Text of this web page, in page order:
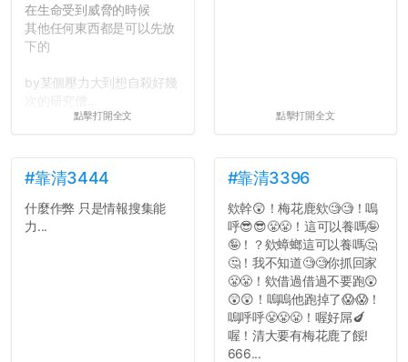
在生命受到威脅的時候
其他任何東西都是可以先放
下的
by某個壓力大到想自殺好幾
點擊打開全文 點擊打開全文
#靠清3444
什麼作弊 只是情報搜集能
力...
#靠清3396
欸幹😲！梅花鹿欸🧐🧐！嗚
呼😎😎😤😤！這可以養嗎🤪
🤪！？欸蟑螂這可以養嗎🤔
🤔！我不知道🧐🧐你抓回家
😤😤！欸借過借過不要跑😲
😲😲！嗚嗚他跑掉了😱😱！
嗚呼呼😤😤😤！喔好屌🍆
喔！清大要有梅花鹿了餒!
666...